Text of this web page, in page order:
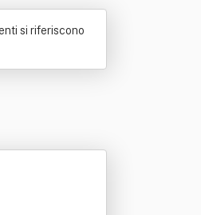
si riferiscono